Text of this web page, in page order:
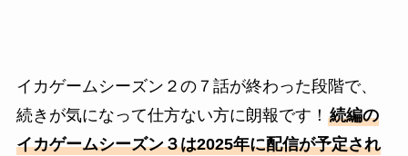
イカゲームシーズン２の７話が終わった段階で、
続きが気になって仕方ない方に朗報です！ 続編の
イカゲームシーズン３は2025年に配信が予定され